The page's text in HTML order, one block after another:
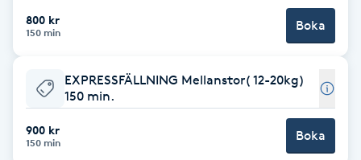
Fotvård
Fransar
Fransborttagning
800 kr
150 min Boka
EXPRESSFÄLLNING Mellanstor( 12-20kg)
150 min.
900 kr
150 min Boka